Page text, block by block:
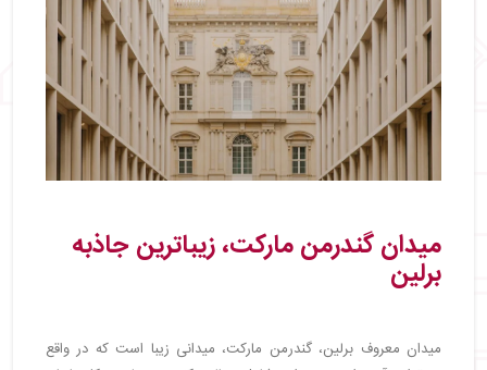
میدان گندرمن مارکت، زیباترین جاذبه
برلین
میدان معروف برلین، گندرمن مارکت، میدانی زیبا است که در واقع